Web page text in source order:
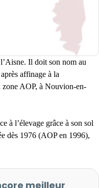
Il doit son nom au
affinage à la
zone AOP, à Nouvion-en-
à l’élevage grâce à son sol
dès 1976 (AOP en 1996),
meilleur